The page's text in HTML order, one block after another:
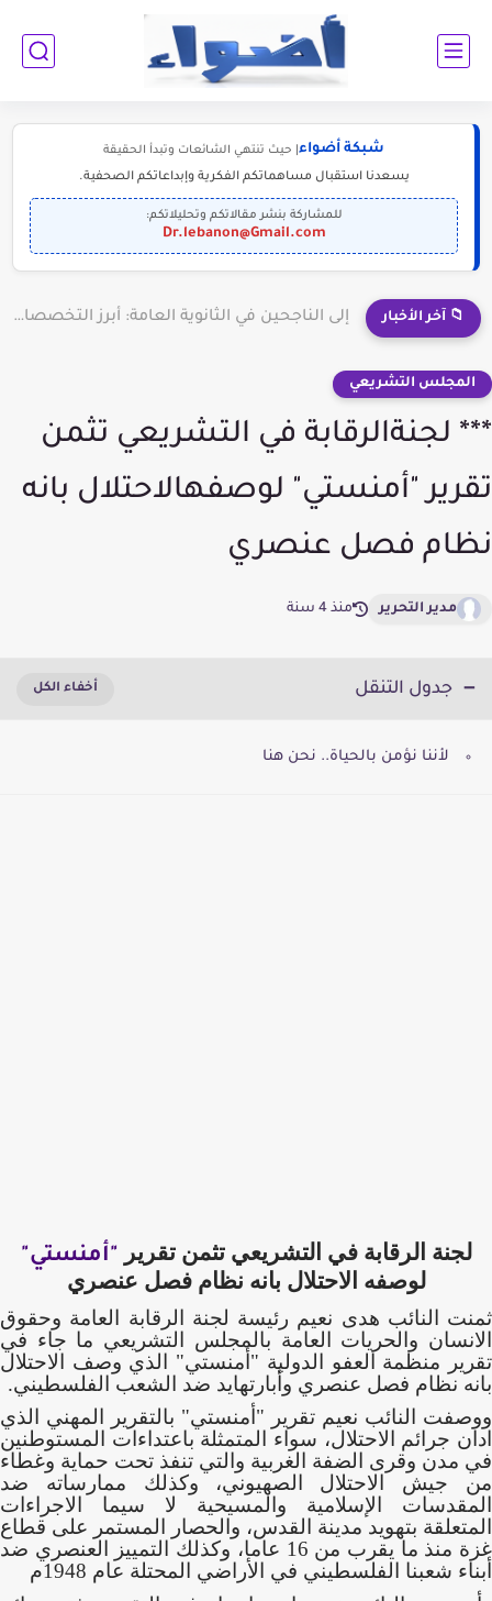
شبكة أضواء | حيث تنتهي الشائعات وتبدأ الحقيقة
يسعدنا استقبال مساهماتكم الفكرية وإبداعاتكم الصحفية.
للمشاركة بنشر مقالاتكم وتحليلاتكم:
Dr.lebanon@Gmail.com
📁 آخر الأخبار إلى الناجحين في الثانوية العامة: أبرز التخصصات المطلوبة للمستقبل (2030-2050)
المجلس التشريعي
*** لجنةالرقابة في التشريعي تثمن
تقرير "أمنستي" لوصفهالاحتلال بانه
نظام فصل عنصري
مدير التحرير منذ 4 سنة
جدول التنقل
لأننا نؤمن بالحياة.. نحن هنا
لجنة الرقابة في التشريعي تثمن تقرير "أمنستي"
لوصفه الاحتلال بانه نظام فصل عنصري
ثمنت النائب هدى نعيم رئيسة لجنة الرقابة العامة وحقوق
الانسان والحريات العامة بالمجلس التشريعي ما جاء في
تقرير منظمة العفو الدولية "أمنستي" الذي وصف الاحتلال
بانه نظام فصل عنصري وأبارتهايد ضد الشعب الفلسطيني.
ووصفت النائب نعيم تقرير "أمنستي" بالتقرير المهني الذي
ادان جرائم الاحتلال، سواء المتمثلة باعتداءات المستوطنين
في مدن وقرى الضفة الغربية والتي تنفذ تحت حماية وغطاء
من جيش الاحتلال الصهيوني، وكذلك ممارساته ضد
المقدسات الإسلامية والمسيحية لا سيما الاجراءات
المتعلقة بتهويد مدينة القدس، والحصار المستمر على قطاع
غزة منذ ما يقرب من 16 عاما، وكذلك التمييز العنصري ضد
أبناء شعبنا الفلسطيني في الأراضي المحتلة عام 1948م